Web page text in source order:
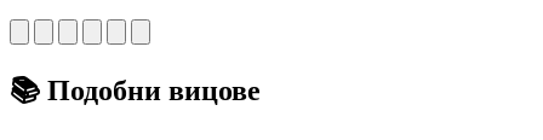
📚 Подобни вицове